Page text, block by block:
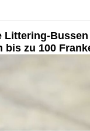
Littering-Bussen
bis zu 100